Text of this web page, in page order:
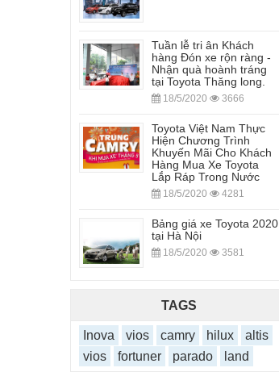
Tuần lễ tri ân Khách
hàng Đón xe rộn ràng -
Nhận quà hoành tráng
tại Toyota Thăng long.
18/5/2020 3666
Toyota Việt Nam Thực
Hiện Chương Trình
Khuyến Mãi Cho Khách
Hàng Mua Xe Toyota
Lắp Ráp Trong Nước
18/5/2020 4281
Bảng giá xe Toyota 2020
tại Hà Nội
18/5/2020 3581
TAGS
Inova vios camry hilux
altis
vios
fortuner parado land